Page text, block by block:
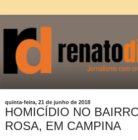
quinta-feira, 21 de junho de 2018
HOMICÍDIO NO
ROSA, EM CAMPINA